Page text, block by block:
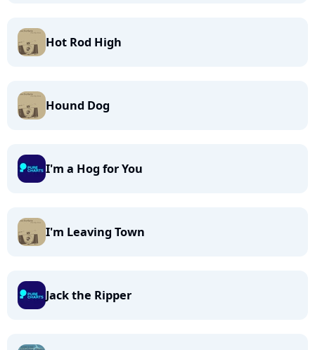
Hot Rod High
Hound Dog
I'm a Hog for You
I'm Leaving Town
Jack the Ripper